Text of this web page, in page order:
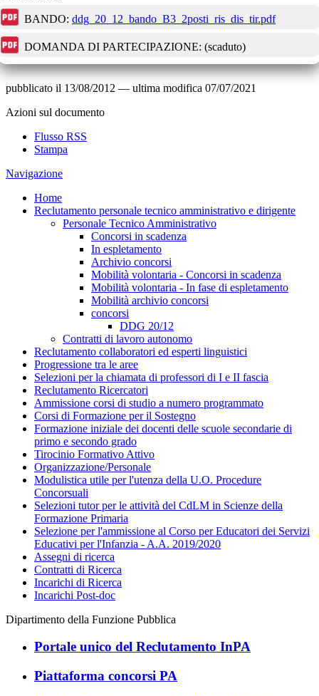
BANDO: ddg_20_12_bando_B3_2posti_ris_dis_tir.pdf
DOMANDA DI PARTECIPAZIONE: (scaduto)
pubblicato il 13/08/2012 — ultima modifica 07/07/2021
Azioni sul documento
Flusso RSS
Stampa
Navigazione
Home
Reclutamento personale tecnico amministrativo e dirigente
Personale Tecnico Amministrativo
Concorsi in scadenza
In espletamento
Archivio concorsi
Mobilità volontaria - Concorsi in scadenza
Mobilità volontaria - In fase di espletamento
Mobilità archivio concorsi
concorsi
DDG 20/12
Contratti di lavoro autonomo
Reclutamento collaboratori ed esperti linguistici
Progressione tra le aree
Selezioni per la chiamata di professori di I e II fascia
Reclutamento Ricercatori
Ammissione corsi di studio a numero programmato
Corsi di Formazione per il Sostegno
Formazione iniziale dei docenti delle scuole secondarie di
primo e secondo grado
Tirocinio Formativo Attivo
Organizzazione/Personale
Modulistica utile per l'utenza della U.O. Procedure
Concorsuali
Selezioni tutor per le attività del CdLM in Scienze della
Formazione Primaria
Selezione per l'ammissione al Corso per Educatori dei Servizi
Educativi per l'Infanzia - A.A. 2019/2020
Assegni di ricerca
Contratti di Ricerca
Incarichi di Ricerca
Incarichi Post-doc
Dipartimento della Funzione Pubblica
Portale unico del Reclutamento InPA
Piattaforma concorsi PA